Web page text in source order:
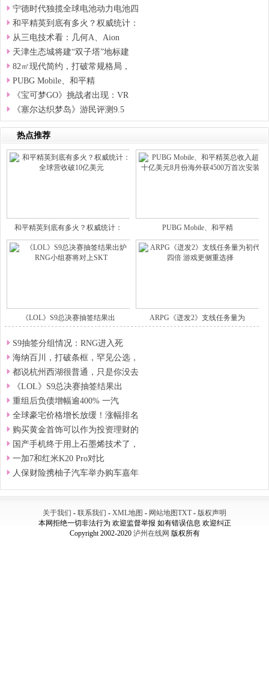
宁德时代独揽全球电池动力电池四
和平精英到底有多火？权威统计：
从三电技术看：几何A、Aion
天津生态城将建“双子塔”地标建
82㎡现代简约，打破常规格局，
PUBG Mobile、和平精
《宝可梦GO》挑战者出现：VR
《塞尔达织梦岛》游民评测9.5
热点推荐
和平精英到底有多火？权威统计： PUBG Mobile、和平精
《LOL》S9总决赛抽签结果出 ARPG《迸发2》支线任务量为
S9抽签分组情况：RNG进入死
海纳百川，打破条框，罕见公选，
都说杭州西湖很普通，只是你没去
《LOL》S9总决赛抽签结果出
重组后负债增幅逾400% 一汽
全球豪宅价格增长放缓！涨幅排名
购买黄金首饰可以作为投资理财的
国产手机终于用上石墨烯技术了，
一加7和红米K20 Pro对比
人保财险携柚子汽车举办购车嘉年
关于我们 - 联系我们 - XML地图 - 网站地图TXT- 版权声明
本网拒绝一切非法行为 欢迎监督举报 如有错误信息 欢迎纠正
Copyright 2002-2020 泸州在线网 版权所有